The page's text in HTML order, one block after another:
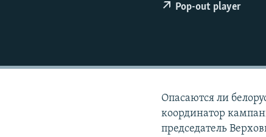
Pop-out player
Опасаются ли
координатор
председатель